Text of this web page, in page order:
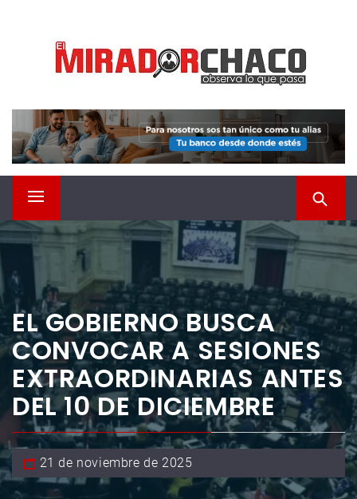
contenido
EL MIRADOR CHACO
Observá lo que pasa
Menú
principal
EL GOBIERNO BUSCA
CONVOCAR A SESIONES
EXTRAORDINARIAS ANTES
DEL 10 DE DICIEMBRE
21 de noviembre de 2025